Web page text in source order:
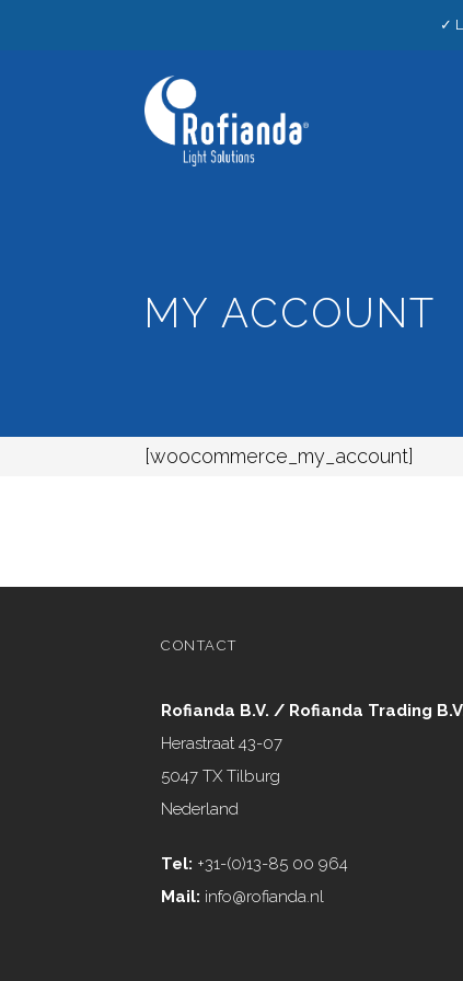
✓
MY ACCOUNT
[woocommerce_my_account]
CONTACT
Rofianda B.V. / Rofianda Trading
Herastraat 43-07
5047 TX Tilburg
Nederland
Tel: +31-(0)13-85 00 964
Mail: info@rofianda.nl